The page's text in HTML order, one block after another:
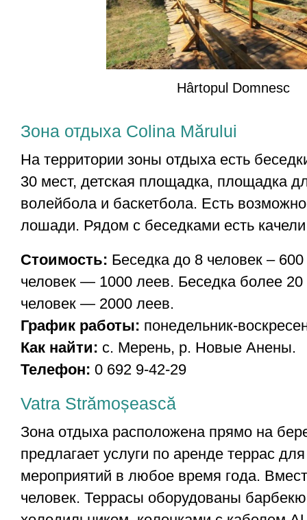
Hârtopul Domnesc
Зона отдыха Colina Mărului
На территории зоны отдыха есть
30 мест, детская площадка, площадка
волейбола и баскетбола. Есть
лошади. Рядом с беседками есть
Стоимость: Беседка до 8 человек –
человек — 1000 леев. Беседка более 20
человек — 2000 леев.
График работы: понедельник-
Как найти: с. Мерень, р. Новые Анены.
Телефон: 0 692 9-42-29
Vatra Strămoșească
Зона отдыха расположена прямо на
предлагает услуги по аренде террас
мероприятий в любое время года.
человек. Террасы оборудованы